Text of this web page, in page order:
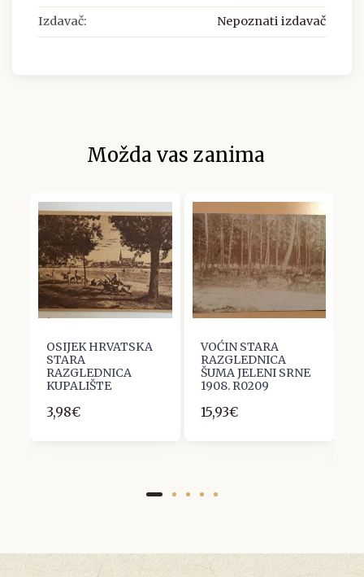
Izdavač: Nepoznati izdavač
Možda vas zanima
OSIJEK HRVATSKA
STARA
RAZGLEDNICA
KUPALIŠTE
3,98€
VOĆIN STARA
RAZGLEDNICA
ŠUMA JELENI SRNE
1908. R0209
15,93€